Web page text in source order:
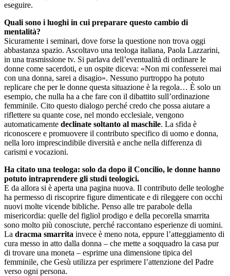
eseguire.
Quali sono i luoghi in cui preparare questo cambio di
mentalità?
Sicuramente i seminari, dove forse la questione non trova oggi
abbastanza spazio. Ascoltavo una teologa italiana, Paola Lazzarini,
in una trasmissione tv. Si parlava dell’eventualità di ordinare le
donne come sacerdoti, e un ospite diceva: «Non mi confesserei mai
con una donna, sarei a disagio». Nessuno purtroppo ha potuto
replicare che per le donne questa situazione è la regola… È solo un
esempio, che nulla ha a che fare con il dibattito sull’ordinazione
femminile. Cito questo dialogo perché credo che possa aiutare a
riflettere su quante cose, nel mondo ecclesiale, vengono
automaticamente declinate soltanto al maschile. La sfida è
riconoscere e promuovere il contributo specifico di uomo e donna,
nella loro imprescindibile diversità e anche nella differenza di
carismi e vocazioni.
Ha citato una teologa: solo da dopo il Concilio, le donne hanno
potuto intraprendere gli studi teologici.
E da allora si è aperta una pagina nuova. Il contributo delle teologhe
ha permesso di riscoprire figure dimenticate e di rileggere con occhi
nuovi molte vicende bibliche. Penso alle tre parabole della
misericordia: quelle del figliol prodigo e della pecorella smarrita
sono molto più conosciute, perché raccontano esperienze di uomini.
La dracma smarrita invece è meno nota, eppure l’atteggiamento di
cura messo in atto dalla donna – che mette a soqquadro la casa pur
di trovare una moneta – esprime una dimensione tipica del
femminile, che Gesù utilizza per esprimere l’attenzione del Padre
verso ogni persona.